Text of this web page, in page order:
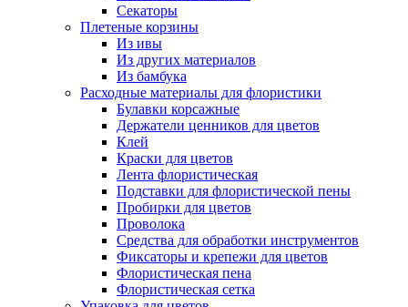
Секаторы
Плетеные корзины
Из ивы
Из других материалов
Из бамбука
Расходные материалы для флористики
Булавки корсажные
Держатели ценников для цветов
Клей
Краски для цветов
Лента флористическая
Подставки для флористической пены
Пробирки для цветов
Проволока
Средства для обработки инструментов
Фиксаторы и крепежи для цветов
Флористическая пена
Флористическая сетка